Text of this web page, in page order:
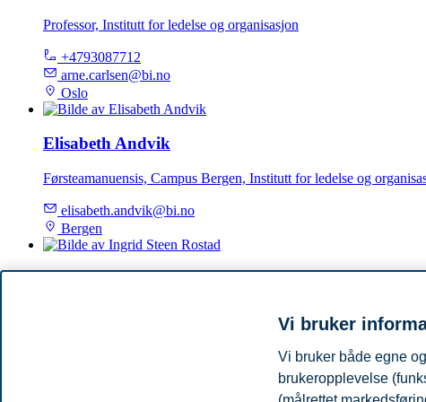
Professor, Institutt for ledelse og organisasjon
+4793087712
arne.carlsen@bi.no
Oslo
Elisabeth Andvik
Førsteamanuensis, Campus Bergen, Institutt for ledelse og
elisabeth.andvik@bi.no
Bergen
Førsteamanuensis, Campus Trondheim, Institutt for ledelse og
Vi bruker
Vi bruker både egne
brukeropplevelse